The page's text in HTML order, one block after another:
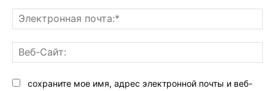
сохраните мое имя, адрес электронной почты и веб-